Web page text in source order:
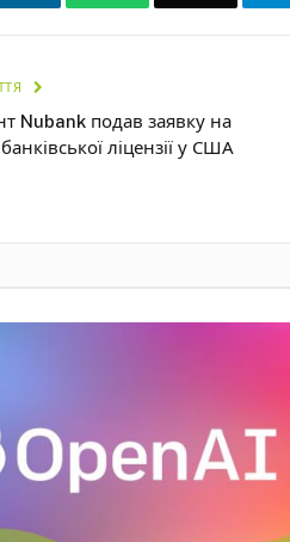
Nubank подав заявку на
ліцензії у США